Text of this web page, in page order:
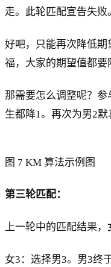
走。此轮匹配宣告失败
好吧，只能再次降低
福，大家的期望值都要
那需要怎么调整呢？
生都降1。再次为男2默
图 7 KM 算法示例图
第三轮匹配：
上一轮中的匹配结果，
女3：选择男3。男3终